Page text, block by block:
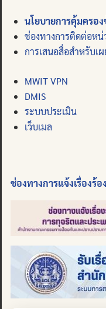
นโยบายการคุ้มครอ
ช่องทางการติดต่อหน่
การเสนอสื่อสำหรับเ
MWIT VPN
DMIS
ระบบประเมิน
เว็บเมล
ช่องทางการแจ้งเรื่องร้อ